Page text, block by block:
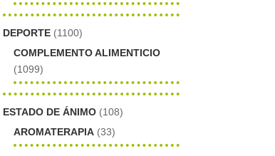
DEPORTE (1100)
COMPLEMENTO ALIMENTICIO
(1099)
ESTADO DE ÁNIMO (108)
AROMATERAPIA (33)